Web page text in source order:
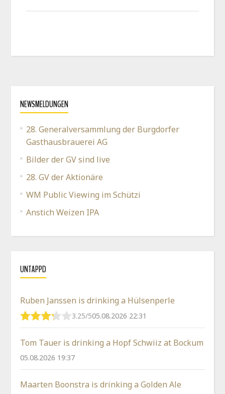
NEWSMELDUNGEN
28. Generalversammlung der Burgdorfer
Gasthausbrauerei AG
Bilder der GV sind live
28. GV der Aktionäre
WM Public Viewing im Schützi
Anstich Weizen IPA
UNTAPPD
Ruben Janssen is drinking a Hülsenperle
3.25/505.08.2026 22:31
Tom Tauer is drinking a Hopf Schwiiz at Bockum
05.08.2026 19:37
Maarten Boonstra is drinking a Golden Ale